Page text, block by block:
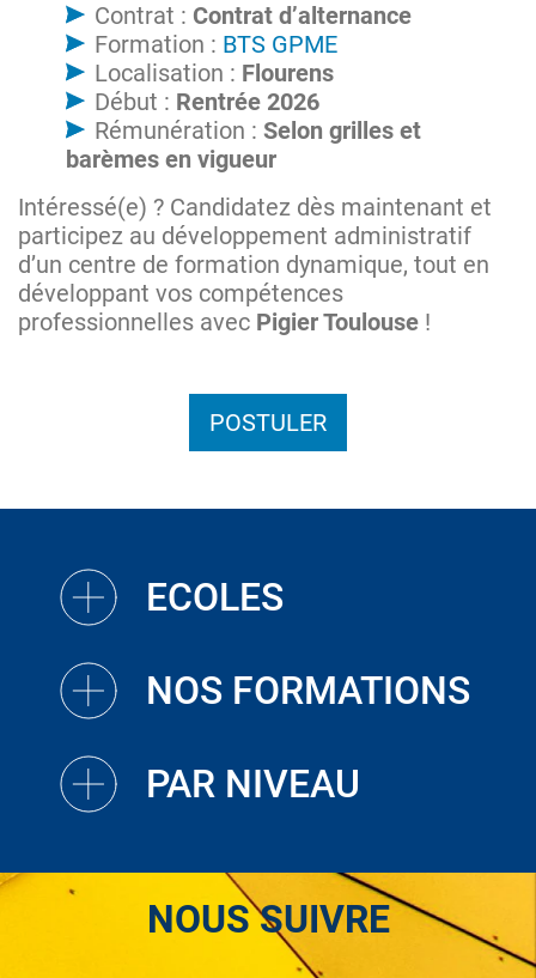
Contrat : Contrat d’alternance
Formation : BTS GPME
Localisation : Flourens
Début : Rentrée 2026
Rémunération : Selon grilles et
barèmes en vigueur
Intéressé(e) ? Candidatez dès maintenant et
participez au développement administratif
d’un centre de formation dynamique, tout en
développant vos compétences
professionnelles avec Pigier Toulouse !
POSTULER
ECOLES
NOS FORMATIONS
PAR NIVEAU
NOUS SUIVRE